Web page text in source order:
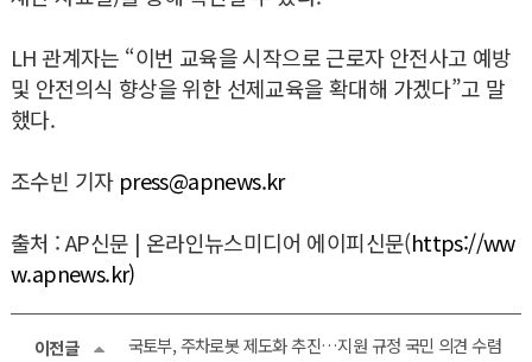
LH 관계자는 “이번 교육을 시작으로 근로자 안전사고 예방
및 안전의식 향상을 위한 선제교육을 확대해 가겠다”고 말
했다.
조수빈 기자 press@apnews.kr
출처 : AP신문 | 온라인뉴스미디어 에이피신문(https://ww
w.apnews.kr)
이전글 국토부, 주차로봇 제도화 추진…지원 규정 국민 의견 수렴